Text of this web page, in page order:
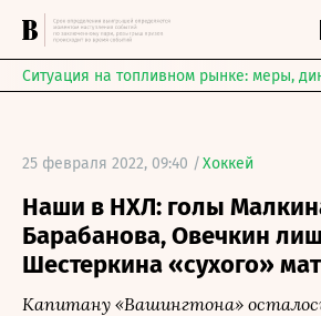
Ситуация на топливном рынке: меры,
25 февраля 2022, 09:40 /Хоккей
Наши в НХЛ: голы
Барабанова, Овечкин
Шестеркина «сухого»
Капитану «Вашингтона»